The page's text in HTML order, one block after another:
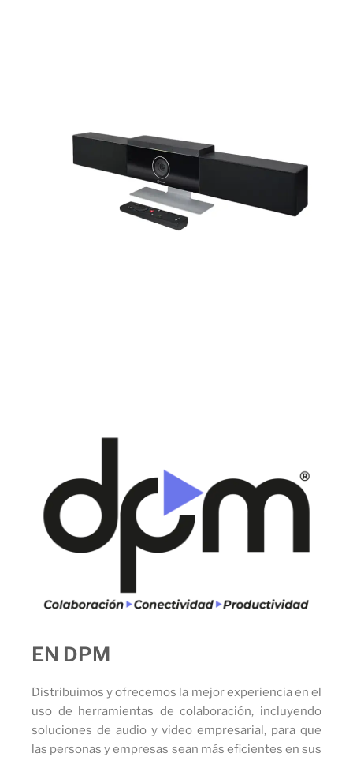
EN DPM
Distribuimos y ofrecemos la mejor experiencia en el
uso de herramientas de colaboración, incluyendo
soluciones de audio y video empresarial, para que
las personas y empresas sean más eficientes en sus